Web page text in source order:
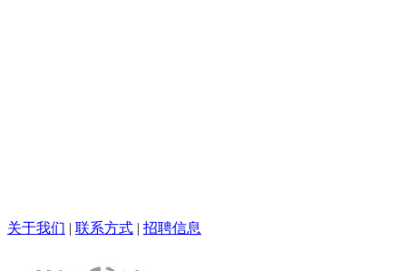
关于我们 | 联系方式 | 招聘信息